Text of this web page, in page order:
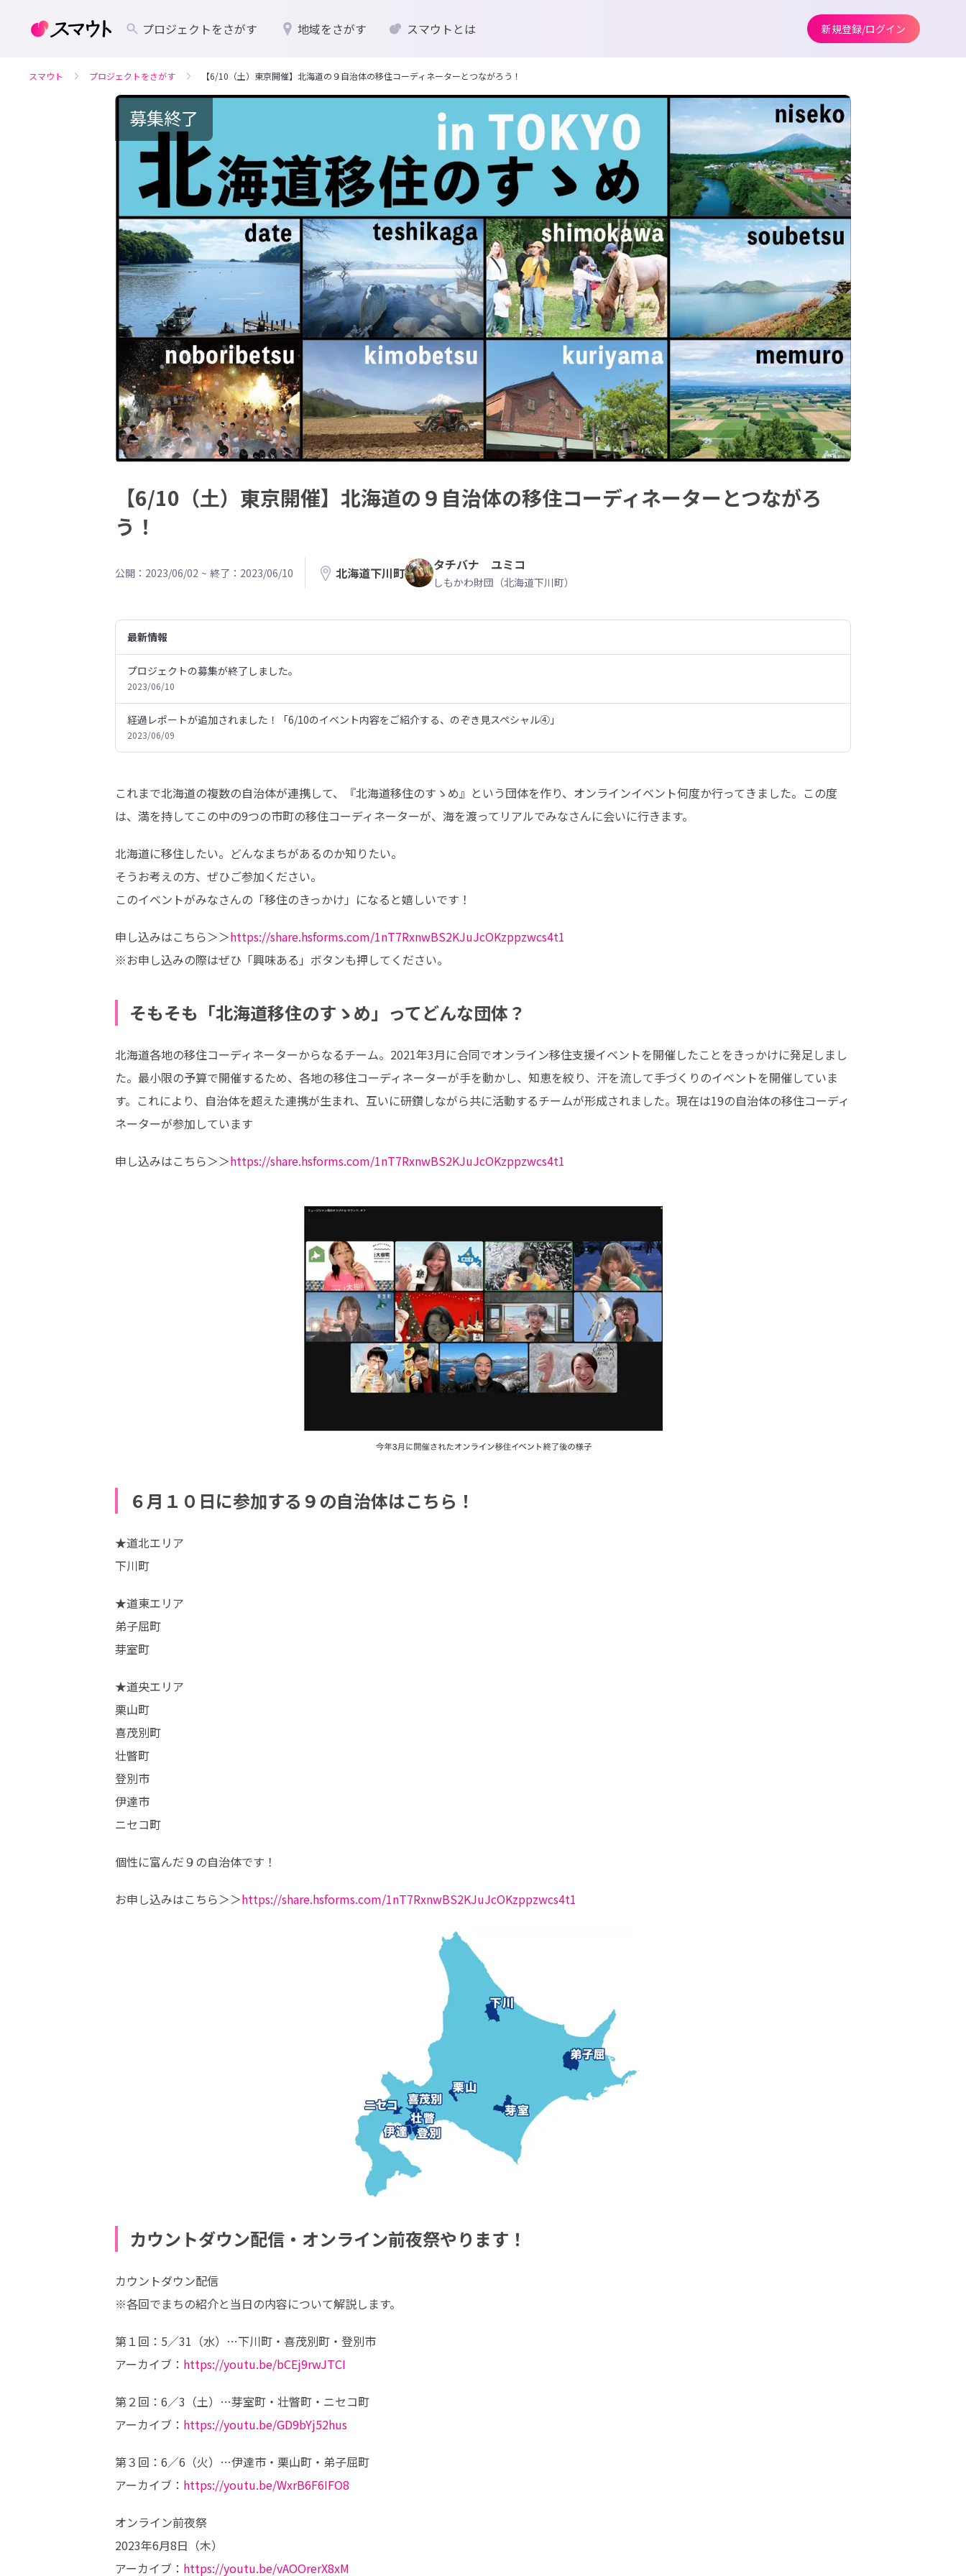
プロジェクトをさがす 地域をさがす スマウトとは 新規登録/ログイン
スマウト プロジェクトをさがす 【6/10（土）東京開催】北海道の９自治体の移住コーディネーターとつながろう！
募集終了
【6/10（土）東京開催】北海道の９自治体の移住コーディネーターとつながろ
う！
公開：2023/06/02 ~ 終了：2023/06/10 北海道下川町 タチバナ ユミコ
しもかわ財団（北海道下川町）
最新情報
プロジェクトの募集が終了しました。
2023/06/10
経過レポートが追加されました！「6/10のイベント内容をご紹介する、のぞき見スペシャル④」
2023/06/09
これまで北海道の複数の自治体が連携して、『北海道移住のすゝめ』という団体を作り、オンラインイベント何度か行ってきました。この度
は、満を持してこの中の9つの市町の移住コーディネーターが、海を渡ってリアルでみなさんに会いに行きます。
北海道に移住したい。どんなまちがあるのか知りたい。
そうお考えの方、ぜひご参加ください。
このイベントがみなさんの「移住のきっかけ」になると嬉しいです！
申し込みはこちら＞＞https://share.hsforms.com/1nT7RxnwBS2KJuJcOKzppzwcs4t1
※お申し込みの際はぜひ「興味ある」ボタンも押してください。
そもそも「北海道移住のすゝめ」ってどんな団体？
北海道各地の移住コーディネーターからなるチーム。2021年3月に合同でオンライン移住支援イベントを開催したことをきっかけに発足しまし
た。最小限の予算で開催するため、各地の移住コーディネーターが手を動かし、知恵を絞り、汗を流して手づくりのイベントを開催していま
す。これにより、自治体を超えた連携が生まれ、互いに研鑽しながら共に活動するチームが形成されました。現在は19の自治体の移住コーディ
ネーターが参加しています
申し込みはこちら＞＞https://share.hsforms.com/1nT7RxnwBS2KJuJcOKzppzwcs4t1
６月１０日に参加する９の自治体はこちら！
★道北エリア
下川町
★道東エリア
弟子屈町
芽室町
★道央エリア
栗山町
喜茂別町
壮瞥町
登別市
伊達市
ニセコ町
個性に富んだ９の自治体です！
お申し込みはこちら＞＞https://share.hsforms.com/1nT7RxnwBS2KJuJcOKzppzwcs4t1
カウントダウン配信・オンライン前夜祭やります！
カウントダウン配信
※各回でまちの紹介と当日の内容について解説します。
第１回：5／31（水）…下川町・喜茂別町・登別市
アーカイブ： https://youtu.be/bCEj9rwJTCI
第２回：6／3（土）…芽室町・壮瞥町・ニセコ町
アーカイブ： https://youtu.be/GD9bYj52hus
第３回：6／6（火）…伊達市・栗山町・弟子屈町
アーカイブ： https://youtu.be/WxrB6F6IFO8
オンライン前夜祭
2023年6月8日（木）
アーカイブ： https://youtu.be/vAOOrerX8xM